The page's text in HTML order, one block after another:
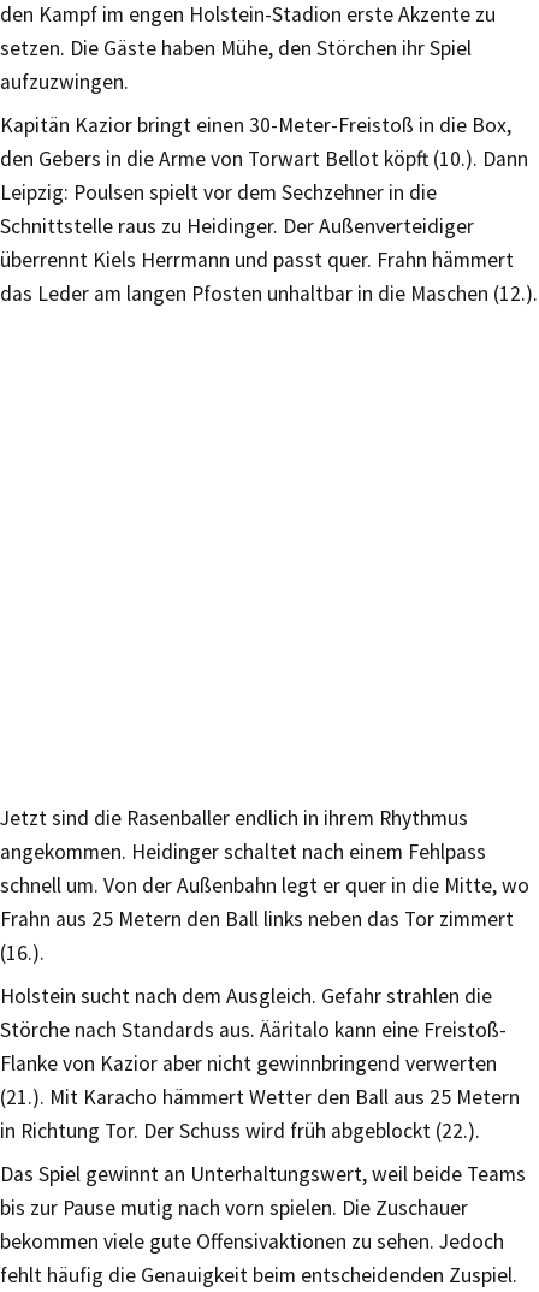
den Kampf im engen Holstein-Stadion erste Akzente zu
setzen. Die Gäste haben Mühe, den Störchen ihr Spiel
aufzuzwingen.
Kapitän Kazior bringt einen 30-Meter-Freistoß in die Box,
den Gebers in die Arme von Torwart Bellot köpft (10.). Dann
Leipzig: Poulsen spielt vor dem Sechzehner in die
Schnittstelle raus zu Heidinger. Der Außenverteidiger
überrennt Kiels Herrmann und passt quer. Frahn hämmert
das Leder am langen Pfosten unhaltbar in die Maschen (12.).
Jetzt sind die Rasenballer endlich in ihrem Rhythmus
angekommen. Heidinger schaltet nach einem Fehlpass
schnell um. Von der Außenbahn legt er quer in die Mitte, wo
Frahn aus 25 Metern den Ball links neben das Tor zimmert
(16.).
Holstein sucht nach dem Ausgleich. Gefahr strahlen die
Störche nach Standards aus. Ääritalo kann eine Freistoß-
Flanke von Kazior aber nicht gewinnbringend verwerten
(21.). Mit Karacho hämmert Wetter den Ball aus 25 Metern
in Richtung Tor. Der Schuss wird früh abgeblockt (22.).
Das Spiel gewinnt an Unterhaltungswert, weil beide Teams
bis zur Pause mutig nach vorn spielen. Die Zuschauer
bekommen viele gute Offensivaktionen zu sehen. Jedoch
fehlt häufig die Genauigkeit beim entscheidenden Zuspiel.